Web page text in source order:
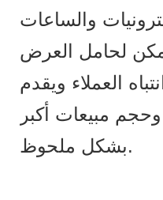
والساعات
لحامل العرض
العملاء ويقدم
مبيعات أكبر
بشكل ملحوظ.